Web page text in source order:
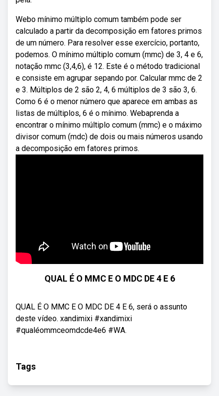
Webo mínimo múltiplo comum também pode ser
calculado a partir da decomposição em fatores primos
de um número. Para resolver esse exercício, portanto,
podemos. O mínimo múltiplo comum (mmc) de 3, 4 e 6,
notação mmc (3,4,6), é 12. Este é o método tradicional
e consiste em agrupar sepando por. Calcular mmc de 2
e 3. Múltiplos de 2 são 2, 4, 6 múltiplos de 3 são 3, 6.
Como 6 é o menor número que aparece em ambas as
listas de múltiplos, 6 é o mínimo. Webaprenda a
encontrar o mínimo múltiplo comum (mmc) e o máximo
divisor comum (mdc) de dois ou mais números usando
a decomposição em fatores primos.
QUAL É O MMC E O MDC DE 4 E 6
QUAL É O MMC E O MDC DE 4 E 6, será o assunto
deste vídeo. xandimixi #xandimixi
#qualéommceomdcde4e6 #WA.
Tags